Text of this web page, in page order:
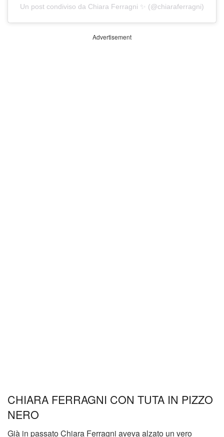
Un post condiviso da Chiara Ferragni ✨ (@chiaraferragni)
Advertisement
CHIARA FERRAGNI CON TUTA IN PIZZO
NERO
Già in passato Chiara Ferragni aveva alzato un vero